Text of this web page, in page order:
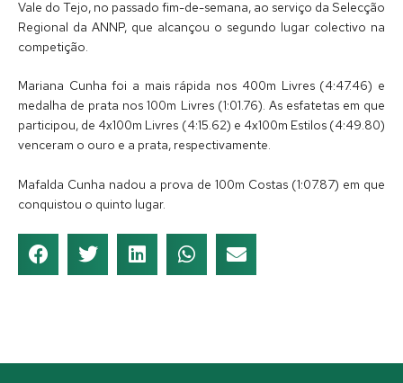
Vale do Tejo, no passado fim-de-semana, ao serviço da Selecção
Regional da ANNP, que alcançou o segundo lugar colectivo na
competição.
Mariana Cunha foi a mais rápida nos 400m Livres (4:47.46) e
medalha de prata nos 100m Livres (1:01.76). As esfatetas em que
participou, de 4x100m Livres (4:15.62) e 4x100m Estilos (4:49.80)
venceram o ouro e a prata, respectivamente.
Mafalda Cunha nadou a prova de 100m Costas (1:07.87) em que
conquistou o quinto lugar.